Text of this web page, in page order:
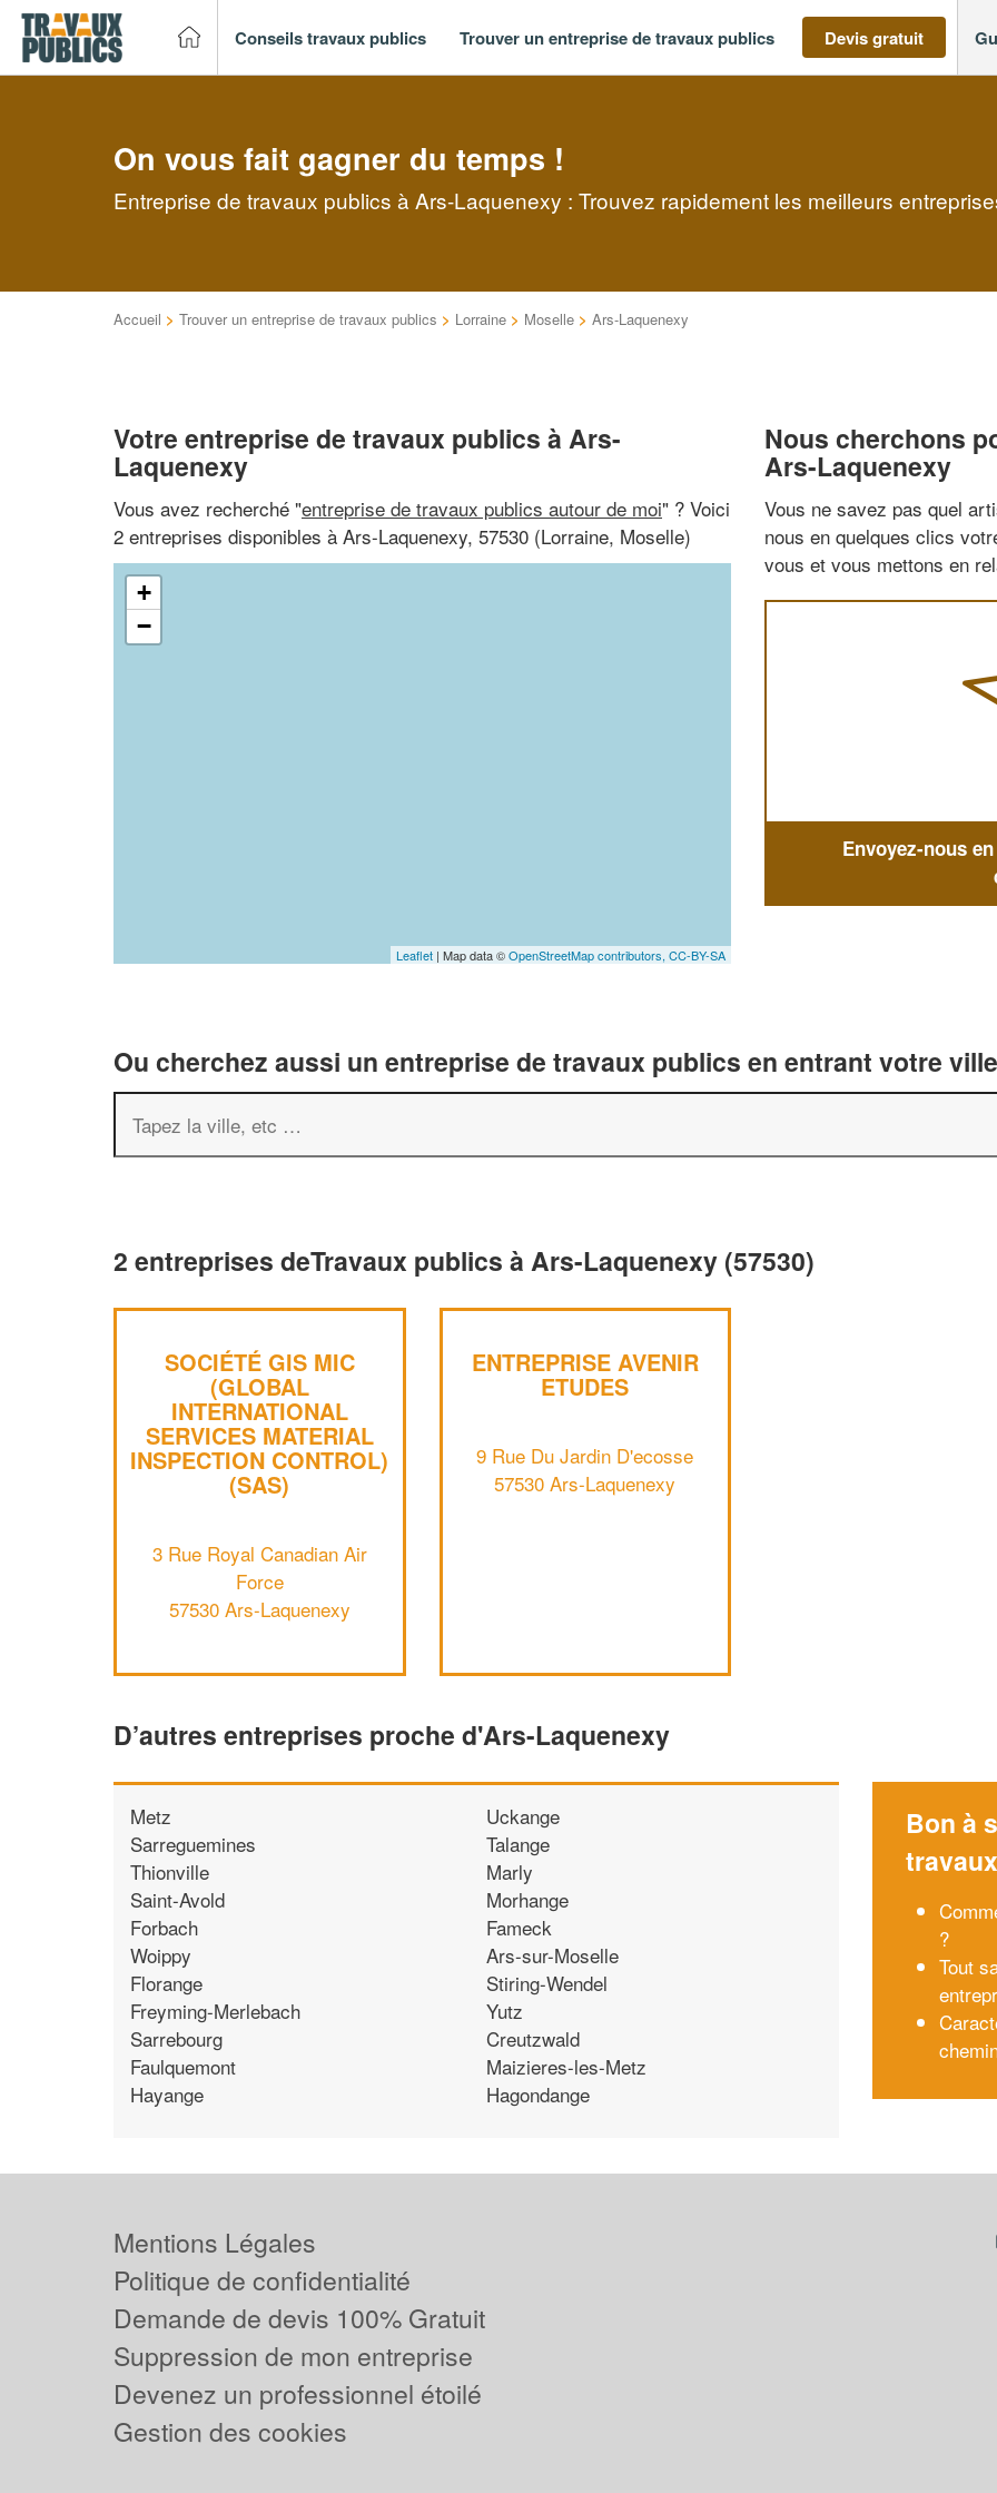
Conseils travaux publics Trouver un entreprise de travaux publics Devis gratuit
On vous fait gagner du temps !
Entreprise de travaux publics à Ars-Laquenexy : Trouvez rapidement les meilleurs
Accueil > Trouver un entreprise de travaux publics > Lorraine > Moselle > Ars-Laquenexy
Votre entreprise de travaux publics à Ars-
Laquenexy
Vous avez recherché "entreprise de travaux publics autour de moi" ? Voici
2 entreprises disponibles à Ars-Laquenexy, 57530 (Lorraine, Moselle)
+
−
Leaflet | Map data ©OpenStreetMap contributors, CC-BY-SA
Nous cherchons
Ars-Laquenexy
Vous ne savez pas quel
nous en quelques clics
vous et vous mettons en
Envoyez-nous
Ou cherchez aussi un entreprise de travaux publics en entrant votre
2 entreprises deTravaux publics à Ars-Laquenexy (57530)
SOCIÉTÉ GIS MIC
(GLOBAL
INTERNATIONAL
SERVICES MATERIAL
INSPECTION CONTROL)
(SAS)
3 Rue Royal Canadian Air
Force
57530 Ars-Laquenexy
ENTREPRISE AVENIR
ETUDES
9 Rue Du Jardin D'ecosse
57530 Ars-Laquenexy
D’autres entreprises proche d'Ars-Laquenexy
Metz
Sarreguemines
Thionville
Saint-Avold
Forbach
Woippy
Florange
Freyming-Merlebach
Sarrebourg
Faulquemont
Hayange
Uckange
Talange
Marly
Morhange
Fameck
Ars-sur-Moselle
Stiring-Wendel
Yutz
Creutzwald
Maizieres-les-Metz
Hagondange
Bon à
travaux
?
Tout
Mentions Légales
Politique de confidentialité
Demande de devis 100% Gratuit
Suppression de mon entreprise
Devenez un professionnel étoilé
Gestion des cookies